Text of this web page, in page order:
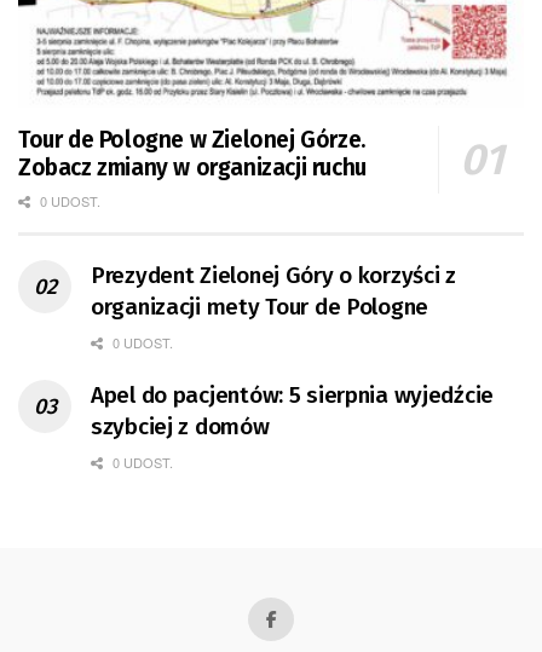
Tour de Pologne w Zielonej Górze.
Zobacz zmiany w organizacji ruchu
0 UDOST.
Prezydent Zielonej Góry o korzyści z
organizacji mety Tour de Pologne
0 UDOST.
Apel do pacjentów: 5 sierpnia wyjedźcie
szybciej z domów
0 UDOST.